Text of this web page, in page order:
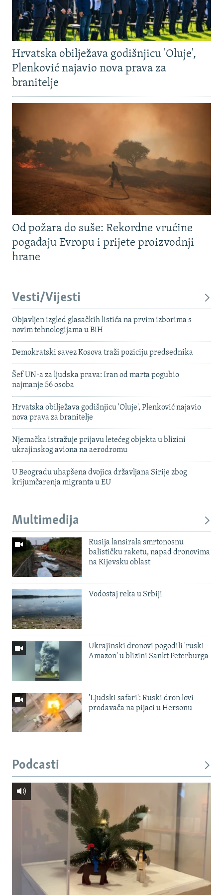
Hrvatska obilježava godišnjicu 'Oluje',
Plenković najavio nova prava za
branitelje
Od požara do suše: Rekordne vrućine
pogađaju Evropu i prijete proizvodnji
hrane
Vesti/Vijesti
Objavljen izgled glasačkih listića na prvim izborima s
novim tehnologijama u BiH
Demokratski savez Kosova traži poziciju predsednika
Šef UN-a za ljudska prava: Iran od marta pogubio
najmanje 56 osoba
Hrvatska obilježava godišnjicu 'Oluje', Plenković najavio
nova prava za branitelje
Njemačka istražuje prijavu letećeg objekta u blizini
ukrajinskog aviona na aerodromu
U Beogradu uhapšena dvojica državljana Sirije zbog
krijumčarenja migranta u EU
Multimedija
Rusija lansirala smrtonosnu
balističku raketu, napad dronovima
na Kijevsku oblast
Vodostaj reka u Srbiji
Ukrajinski dronovi pogodili 'ruski
Amazon' u blizini Sankt Peterburga
'Ljudski safari': Ruski dron lovi
prodavača na pijaci u Hersonu
Podcasti